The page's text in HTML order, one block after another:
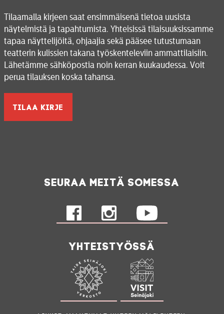
Tilaamalla kirjeen saat ensimmäisenä tietoa uusista
näytelmistä ja tapahtumista. Yhteisissä tilaisuuksissamme
tapaa näyttelijöitä, ohjaajia sekä pääsee tutustumaan
teatterin kulissien takana työskenteleviin ammattilaisiin.
Lähetämme sähköpostia noin kerran kuukaudessa. Voit
perua tilauksen koska tahansa.
Seuraa meitä somessa
Yhteistyössä